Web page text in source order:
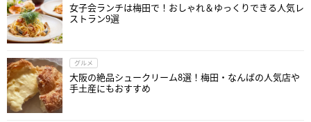
女子会ランチは梅田で！おしゃれ＆ゆっくりできる人気レ
ストラン9選
グルメ
大阪の絶品シュークリーム8選！梅田・なんばの人気店や
手土産にもおすすめ